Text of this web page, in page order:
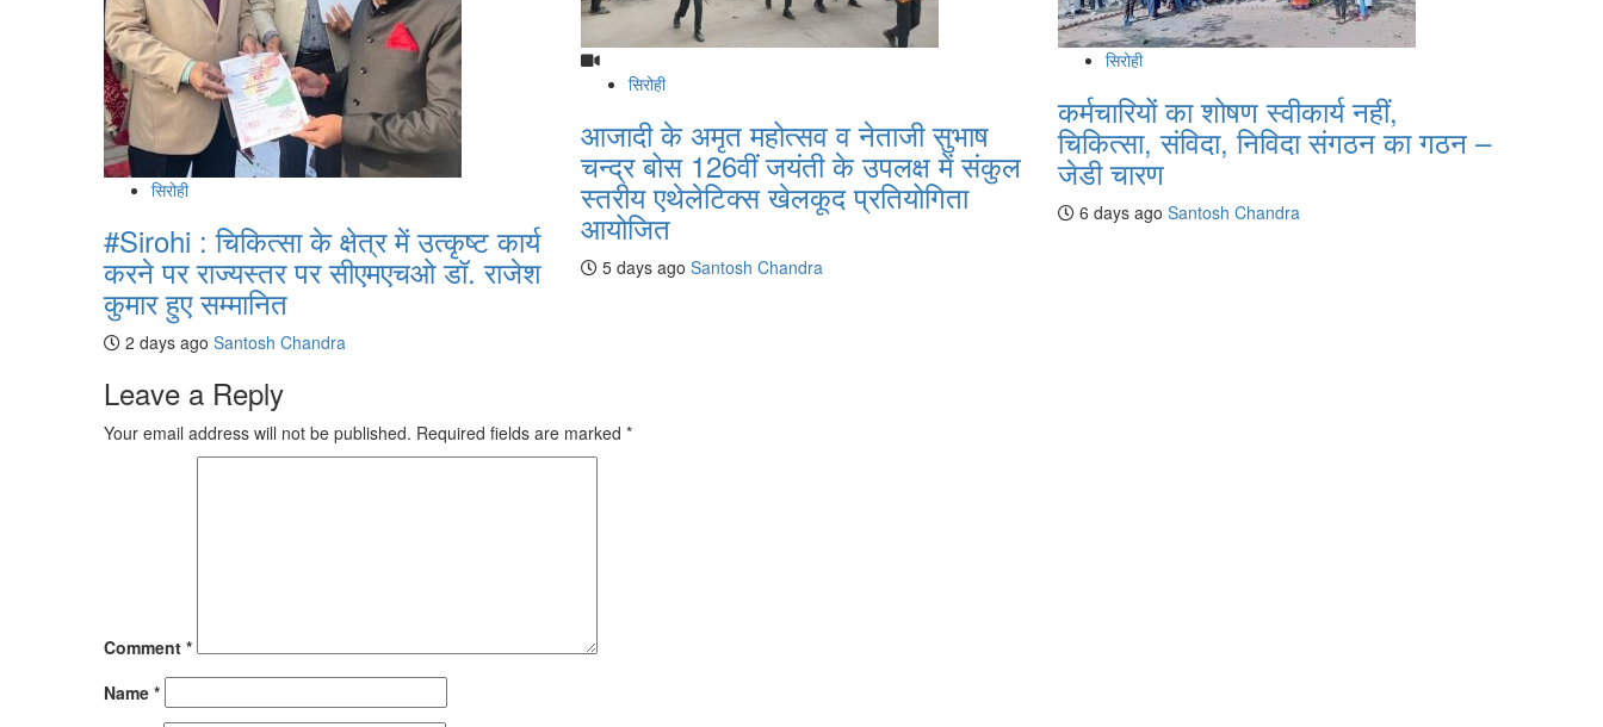
सिरोही
#Sirohi : चिकित्सा के क्षेत्र में उत्कृष्ट कार्य
करने पर राज्यस्तर पर सीएमएचओ डॉ. राजेश
कुमार हुए सम्मानित
2 days ago Santosh Chandra
सिरोही
आजादी के अमृत महोत्सव व नेताजी सुभाष
चन्द्र बोस 126वीं जयंती के उपलक्ष में संकुल
स्तरीय एथेलेटिक्स खेलकूद प्रतियोगिता
आयोजित
5 days ago Santosh Chandra
सिरोही
कर्मचारियों का शोषण स्वीकार्य नहीं,
चिकित्सा, संविदा, निविदा संगठन का गठन –
जेडी चारण
6 days ago Santosh Chandra
Leave a Reply
Your email address will not be published. Required fields are marked *
Comment *
Name *